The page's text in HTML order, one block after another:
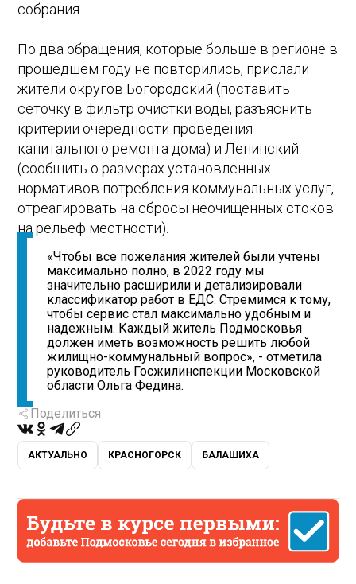
собрания.
По два обращения, которые больше в регионе в
прошедшем году не повторились, прислали
жители округов Богородский (поставить
сеточку в фильтр очистки воды, разъяснить
критерии очередности проведения
капитального ремонта дома) и Ленинский
(сообщить о размерах установленных
нормативов потребления коммунальных услуг,
отреагировать на сбросы неочищенных стоков
на рельеф местности).
«Чтобы все пожелания жителей были учтены
максимально полно, в 2022 году мы
значительно расширили и детализировали
классификатор работ в ЕДС. Стремимся к тому,
чтобы сервис стал максимально удобным и
надежным. Каждый житель Подмосковья
должен иметь возможность решить любой
жилищно-коммунальный вопрос», - отметила
руководитель Госжилинспекции Московской
области Ольга Федина.
Поделиться
АКТУАЛЬНО КРАСНОГОРСК БАЛАШИХА